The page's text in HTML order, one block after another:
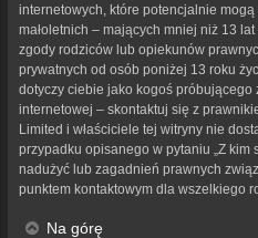
internetowych, które potencjalnie
małoletnich – mających mniej niż 13
zgody rodziców lub opiekunów
prywatnych od osób poniżej 13 roku
dotyczy ciebie jako kogoś
internetowej – skontaktuj się z
Limited i właściciele tej witryny nie
przypadku opisanego w pytaniu „Z kim
nadużyć lub zagadnień prawnych
punktem kontaktowym dla wszelkiego
Na górę